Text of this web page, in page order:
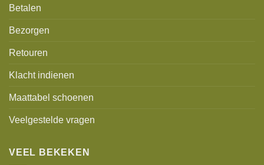
Betalen
Bezorgen
Retouren
Klacht indienen
Maattabel schoenen
Veelgestelde vragen
VEEL BEKEKEN